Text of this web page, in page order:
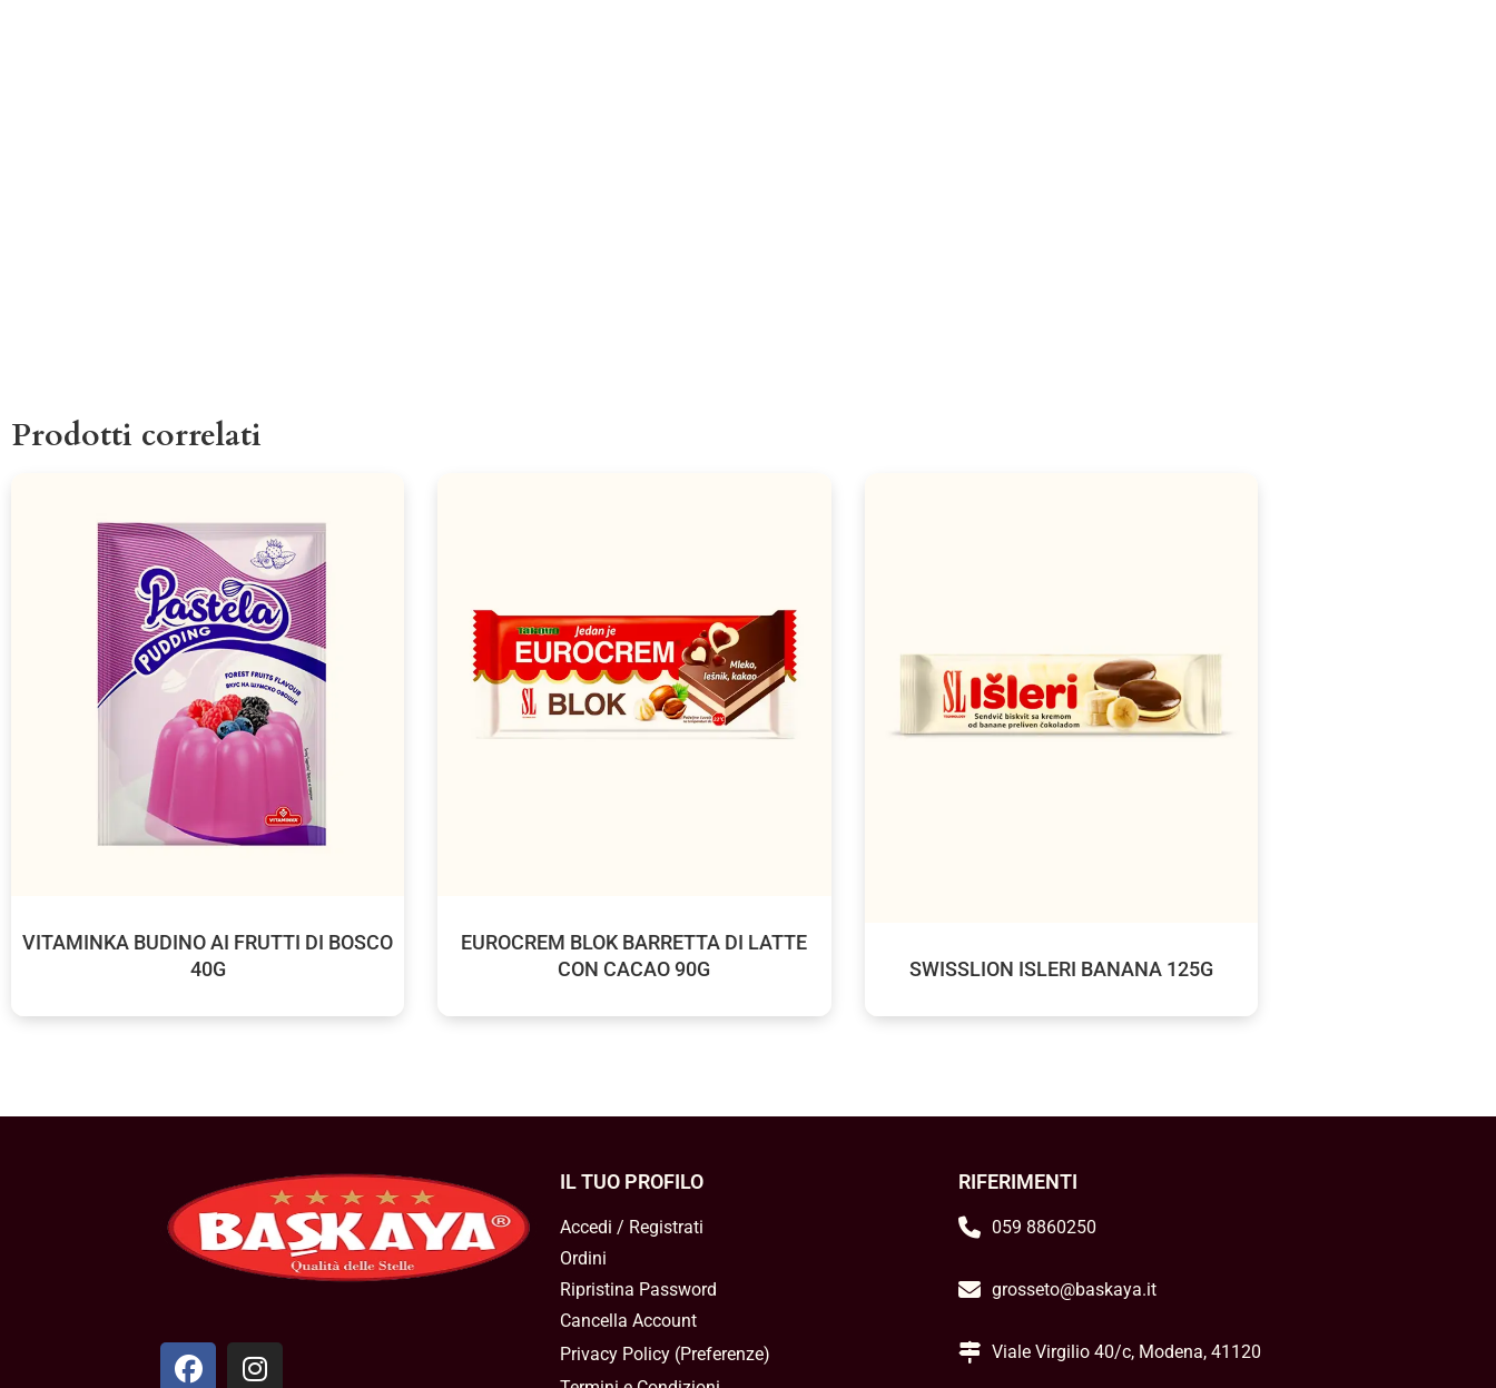
Prodotti correlati
VITAMINKA BUDINO AI FRUTTI DI BOSCO
40G
EUROCREM BLOK BARRETTA DI LATTE
CON CACAO 90G
SWISSLION ISLERI BANANA 125G
IL TUO PROFILO
Accedi / Registrati
Ordini
Ripristina Password
Cancella Account
Privacy Policy(Preferenze)
RIFERIMENTI
059 8860250
grosseto@baskaya.it
Viale Virgilio 40/c, Modena, 41120